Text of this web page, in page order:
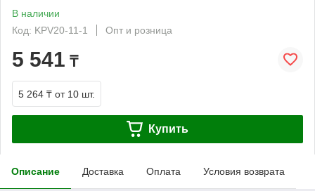
В наличии
Код: KPV20-11-1
Опт и розница
5 541 ₸
5 264 ₸ от 10 шт.
Купить
Описание Доставка Оплата Условия возврата